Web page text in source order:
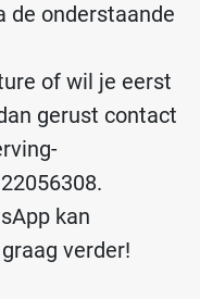
de onderstaande
of wil je eerst
gerust contact
kan
verder!